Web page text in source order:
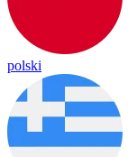
polski